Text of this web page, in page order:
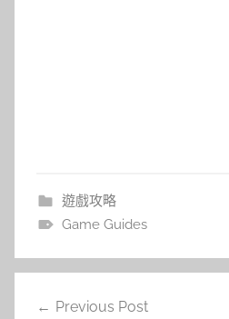
遊戲攻略
Game Guides
Previous Post